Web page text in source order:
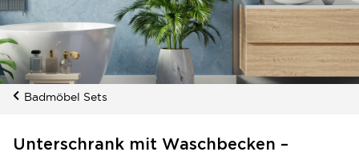
Badmöbel Sets
Unterschrank mit Waschbecken –